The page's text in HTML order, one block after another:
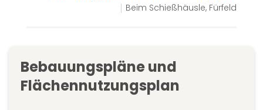
Beim Schießhäusle, Fürfeld
Bebauungspläne und
Flächennutzungsplan